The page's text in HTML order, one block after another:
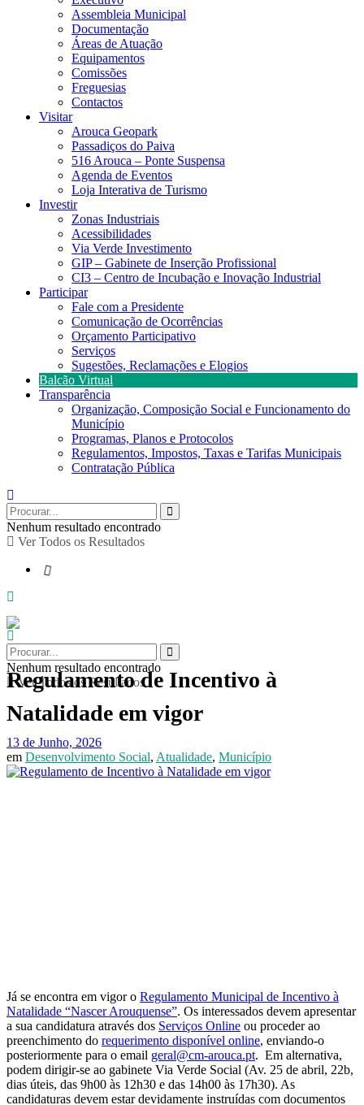
Assembleia Municipal
Documentação
Áreas de Atuação
Equipamentos
Comissões
Freguesias
Contactos
Visitar
Arouca Geopark
Passadiços do Paiva
516 Arouca – Ponte Suspensa
Agenda de Eventos
Loja Interativa de Turismo
Investir
Zonas Industriais
Acessibilidades
Via Verde Investimento
GIP – Gabinete de Inserção Profissional
CI3 – Centro de Incubação e Inovação Industrial
Participar
Fale com a Presidente
Comunicação de Ocorrências
Orçamento Participativo
Serviços
Sugestões, Reclamações e Elogios
Balcão Virtual
Transparência
Organização, Composição Social e Funcionamento do
Município
Programas, Planos e Protocolos
Regulamentos, Impostos, Taxas e Tarifas Municipais
Contratação Pública
Nenhum resultado encontrado
Ver Todos os Resultados
Nenhum resultado encontrado
Ver Todos os Resultados
Regulamento de Incentivo à
Natalidade em vigor
13 de Junho, 2026
em Desenvolvimento Social, Atualidade, Município
Já se encontra em vigor o Regulamento Municipal de Incentivo à
Natalidade “Nascer Arouquense”. Os interessados devem apresentar
a sua candidatura através dos Serviços Online ou proceder ao
preenchimento do requerimento disponível online, enviando-o
posteriormente para o email geral@cm-arouca.pt. Em alternativa,
podem dirigir-se ao gabinete Via Verde Social (Av. 25 de abril, 22b,
dias úteis, das 9h00 às 12h30 e das 14h00 às 17h30). As
candidaturas devem estar devidamente instruídas com documentos